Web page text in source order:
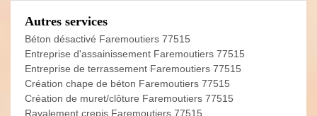
Autres services
Béton désactivé Faremoutiers 77515
Entreprise d'assainissement Faremoutiers 77515
Entreprise de terrassement Faremoutiers 77515
Création chape de béton Faremoutiers 77515
Création de muret/clôture Faremoutiers 77515
Ravalement crepis Faremoutiers 77515